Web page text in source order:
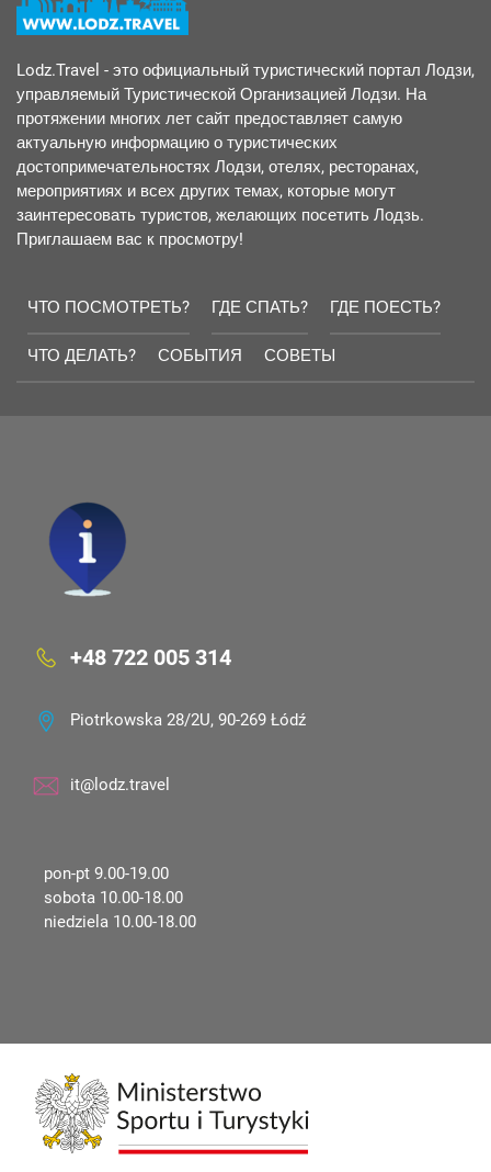
Lodz.Travel - это официальный туристический портал Лодзи,
управляемый Туристической Организацией Лодзи. На
протяжении многих лет сайт предоставляет самую
актуальную информацию о туристических
достопримечательностях Лодзи, отелях, ресторанах,
мероприятиях и всех других темах, которые могут
заинтересовать туристов, желающих посетить Лодзь.
Приглашаем вас к просмотру!
ЧТО ПОСМОТРЕТЬ? ГДЕ СПАТЬ? ГДЕ ПОЕСТЬ?
ЧТО ДЕЛАТЬ? СОБЫТИЯ СОВЕТЫ
+48 722 005 314
Piotrkowska 28/2U, 90-269 Łódź
it@lodz.travel
pon-pt 9.00-19.00
sobota 10.00-18.00
niedziela 10.00-18.00